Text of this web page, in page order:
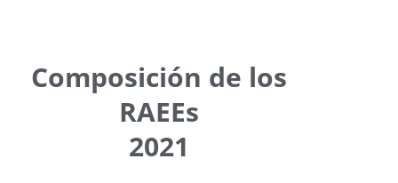
Composición de los
RAEEs
2021